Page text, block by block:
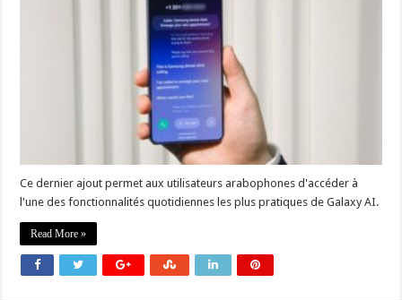
Ce dernier ajout permet aux utilisateurs arabophones d'accéder à
l'une des fonctionnalités quotidiennes les plus pratiques de Galaxy AI.
Read More »